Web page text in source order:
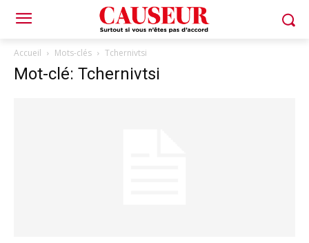
Accueil Mots-clés Tchernivtsi
Mot-clé: Tchernivtsi